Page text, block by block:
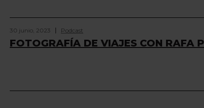
30 junio, 2023 Podcast
FOTOGRAFÍA DE VIAJES CON RAFA